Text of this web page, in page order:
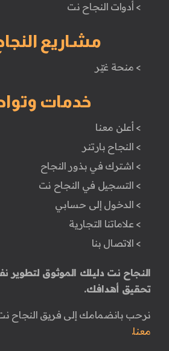
> أدوات النجاح نت
مشاريع
> منحة غيّر
خدمات
> أعلن معنا
> النجاح بارتنر
> اشترك في بذور النجاح
> التسجيل في النجاح نت
> الدخول إلى حسابي
> علاماتنا التجارية
> الاتصال بنا
النجاح نت دليلك الموثوق لتطوير
تحقيق أهدافك.
نرحب بانضمامك إلى فريق النجاح
معنا.